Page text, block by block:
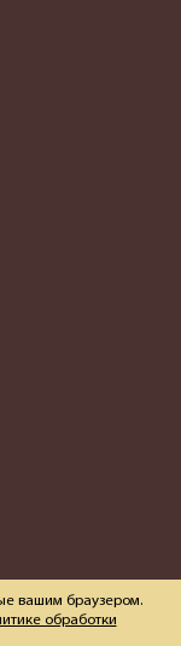
вашим браузером.
обработки